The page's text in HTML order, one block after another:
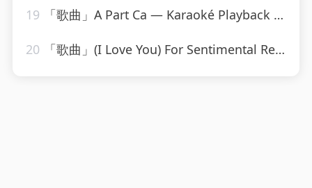
19 「歌曲」A Part Ca — Karaoké Playback Instrumental — Rendu Célèbre Par Jacques Dutronc-Karaoke
20 「歌曲」(I Love You) For Sentimental Reasons-John Leyton